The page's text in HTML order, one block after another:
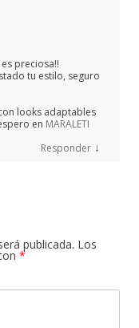
preciosa!!
tu estilo, seguro
looks adaptables
en MARALETI
Responder ↓
publicada. Los
*